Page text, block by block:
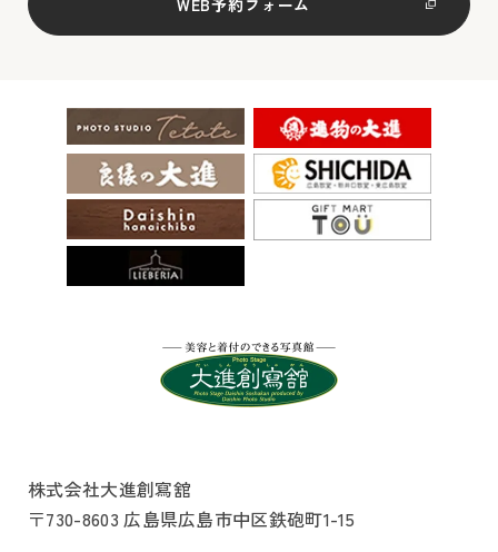
WEB予約フォーム
株式会社大進創寫舘
〒730-8603 広島県広島市中区鉄砲町1-15